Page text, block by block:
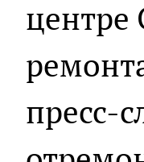
центре
пресс-